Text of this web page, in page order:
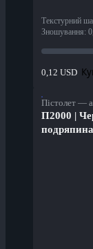
Текстурний
Зношування:
0,12 USD
Пістолет —
П2000 |